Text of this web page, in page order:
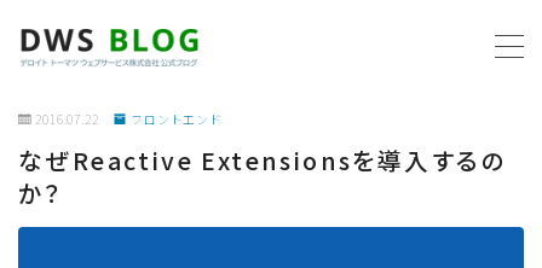
ホーム
AWS
2016.07.22 フロントエンド
なぜReactive Extensionsを導入するの
か？